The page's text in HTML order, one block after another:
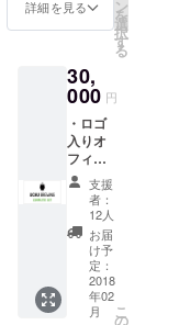
い） 条
件：
はSスタ
イル
（サッ
ポロ・
アサヒ
タイ
プ）で
す。商
品は無
濾過・
非加熱
処理の
ため、
常に
10℃以
詳細を見る ン
を
選
択
す
る
30,
000 円
・ロゴ
入りオ
フィ
シャル
グラス2
個 ・
ビール6
本セッ
ト ・T
シャツ2
枚 ・
ビール
支援
者：
12人
お届
け予
定：
2018
年02
月
こ
の